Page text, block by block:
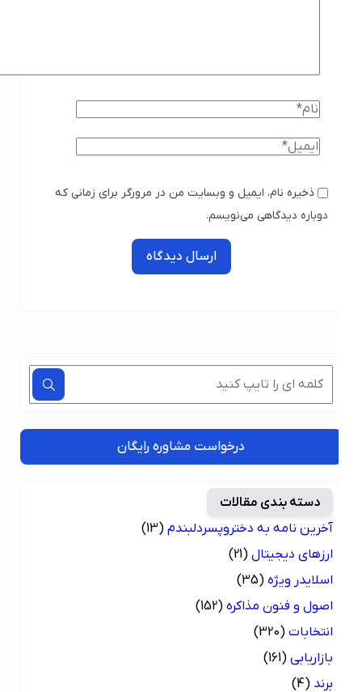
ذخیره نام، ایمیل و وبسایت من در مرورگر برای زمانی که
دوباره دیدگاهی می‌نویسم.
ارسال دیدگاه
درخواست مشاوره رایگان
دسته بندی مقالات
آخرین نامه به دختروپسردلبندم (13)
ارزهای دیجیتال (21)
اسلایدر ویژه (35)
اصول و فنون مذاکره (152)
انتخابات (320)
بازاریابی (161)
(4)